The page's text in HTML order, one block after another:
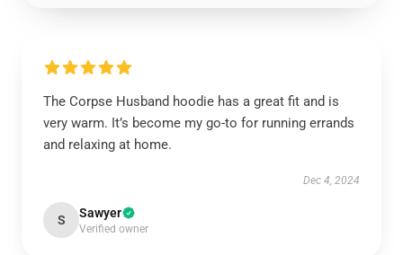
The Corpse Husband hoodie has a great fit and is
very warm. It’s become my go-to for running errands
and relaxing at home.
Dec 4, 2024
S Sawyer
Verified owner